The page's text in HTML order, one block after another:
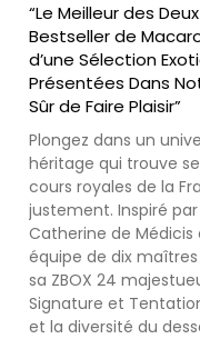
“Le Meilleur des
Bestseller de
d’une Sélection
Présentées Dans
Sûr de Faire Plaisir”
Plongez dans un
héritage qui trouve
cours royales de la
justement. Inspiré
Catherine de
équipe de dix
sa ZBOX 24
Signature et
et la diversité du